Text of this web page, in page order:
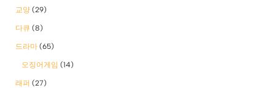
교양 (29)
다큐 (8)
드라마 (65)
오징어게임 (14)
래퍼 (27)